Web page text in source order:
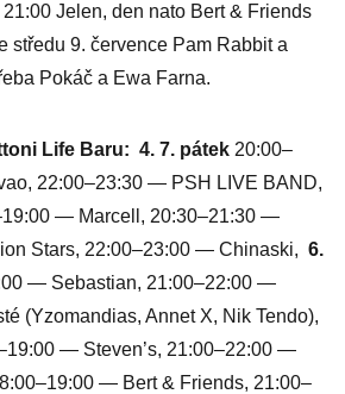
21:00 Jelen, den nato Bert & Friends
středu 9. července Pam Rabbit a
Pokáč a Ewa Farna.
Life Baru: 4. 7. pátek 20:00–
22:00–23:30 — PSH LIVE BAND,
— Marcell, 20:30–21:30 —
Stars, 22:00–23:00 — Chinaski, 6.
— Sebastian, 21:00–22:00 —
(Yzomandias, Annet X, Nik Tendo),
— Steven’s, 21:00–22:00 —
— Bert & Friends, 21:00–